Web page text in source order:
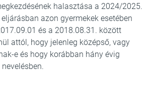
halasztása a 2024/2025.
azon gyermekek esetében
és a 2018.08.31. között
attól, hogy jelenleg középső, vagy
e és hogy korábban hány évig